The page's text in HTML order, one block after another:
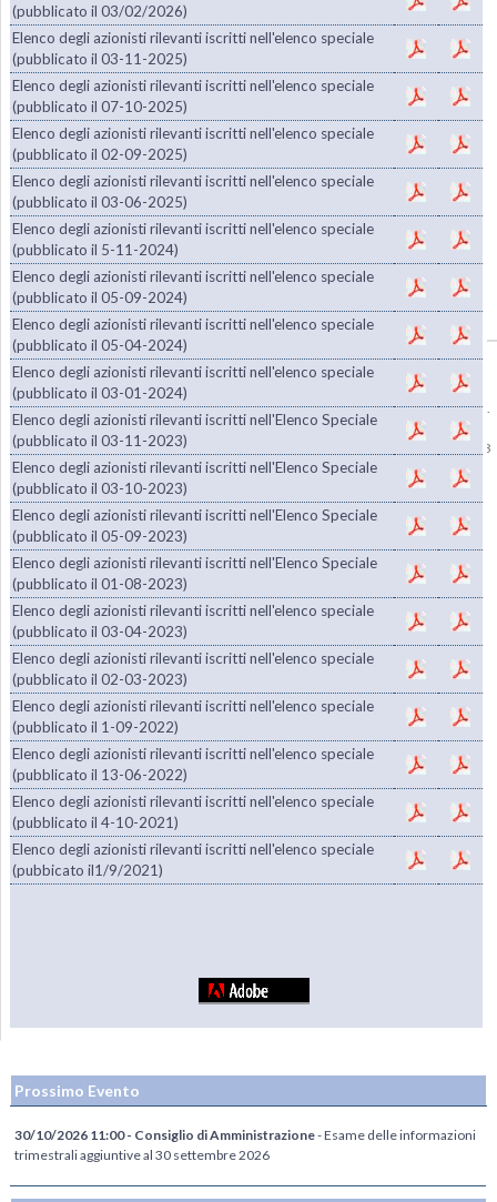
(pubblicato il 03/02/2026)
Elenco degli azionisti rilevanti iscritti nell'elenco speciale
(pubblicato il 03-11-2025)
Elenco degli azionisti rilevanti iscritti nell'elenco speciale
(pubblicato il 07-10-2025)
Elenco degli azionisti rilevanti iscritti nell'elenco speciale
(pubblicato il 02-09-2025)
Elenco degli azionisti rilevanti iscritti nell'elenco speciale
(pubblicato il 03-06-2025)
Elenco degli azionisti rilevanti iscritti nell'elenco speciale
(pubblicato il 5-11-2024)
Elenco degli azionisti rilevanti iscritti nell'elenco speciale
(pubblicato il 05-09-2024)
Elenco degli azionisti rilevanti iscritti nell'elenco speciale
(pubblicato il 05-04-2024)
Elenco degli azionisti rilevanti iscritti nell'elenco speciale
(pubblicato il 03-01-2024)
Elenco degli azionisti rilevanti iscritti nell'Elenco Speciale
(pubblicato il 03-11-2023)
Elenco degli azionisti rilevanti iscritti nell'Elenco Speciale
(pubblicato il 03-10-2023)
Elenco degli azionisti rilevanti iscritti nell'Elenco Speciale
(pubblicato il 05-09-2023)
Elenco degli azionisti rilevanti iscritti nell'Elenco Speciale
(pubblicato il 01-08-2023)
Elenco degli azionisti rilevanti iscritti nell'elenco speciale
(pubblicato il 03-04-2023)
Elenco degli azionisti rilevanti iscritti nell'elenco speciale
(pubblicato il 02-03-2023)
Elenco degli azionisti rilevanti iscritti nell'elenco speciale
(pubblicato il 1-09-2022)
Elenco degli azionisti rilevanti iscritti nell'elenco speciale
(pubblicato il 13-06-2022)
Elenco degli azionisti rilevanti iscritti nell'elenco speciale
(pubblicato il 4-10-2021)
Elenco degli azionisti rilevanti iscritti nell'elenco speciale
(pubbicato il1/9/2021)
Prossimo Evento
30/10/2026 11:00 - Consiglio di Amministrazione- Esame delle informazioni
trimestrali aggiuntive al 30 settembre 2026
Copyright © 1985-2026BasicNet S.p.A.- P.I. 04413650013 - All Rights Reserved
|Dati Societari - Privacy
Per la diffusione e lo stoccaggio delle Informazioni Regolamentate, BasicNet S.p.A.
ha scelto di avvalersi del sistema 1INFO,www.1info.it, gestito da Computershare
S.p.A. avente sede in Milano, via Lorenzo Mascheroni 19 e autorizzato da CONSOB
con delibera n. 18852 del 9 aprile 2014.